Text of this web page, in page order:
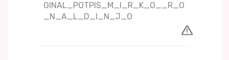
GINAL_POTPIS_M_I_R_K_O__R_O
_N_A_L_D_I_N_J_O